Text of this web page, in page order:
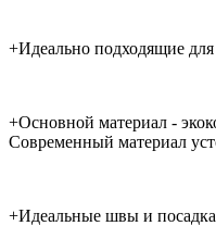
+Идеально подходящие
+Основной материал -
Современный материал
+Идеальные швы и посадка